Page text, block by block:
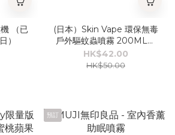
（已
）
(日本）Skin Vape 環保無毒
戶外驅蚊蟲噴霧 200ML藍
色）
HK$42.00
HK$50.00
預訂